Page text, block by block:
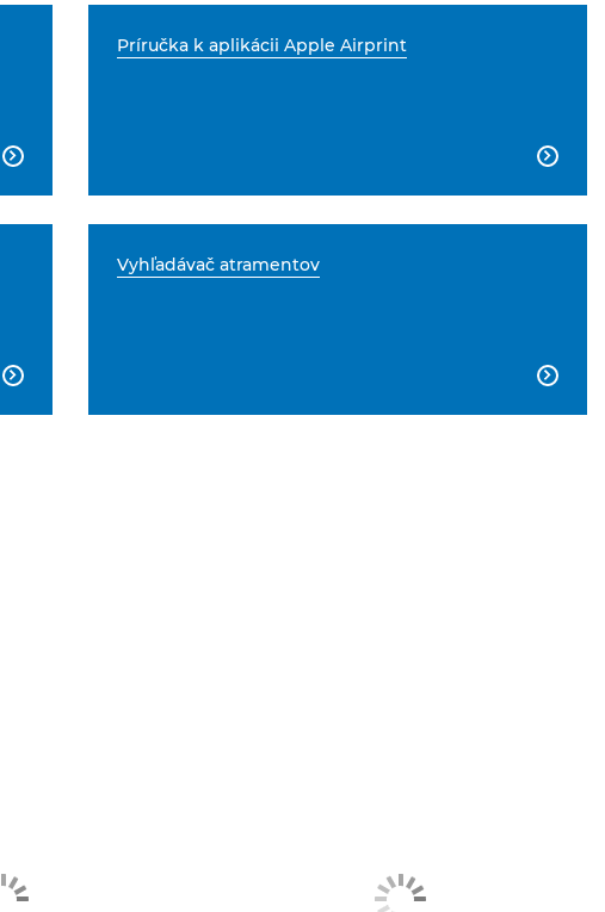

Príručka k aplikácii Apple Airprint


Vyhľadávač atramentov
